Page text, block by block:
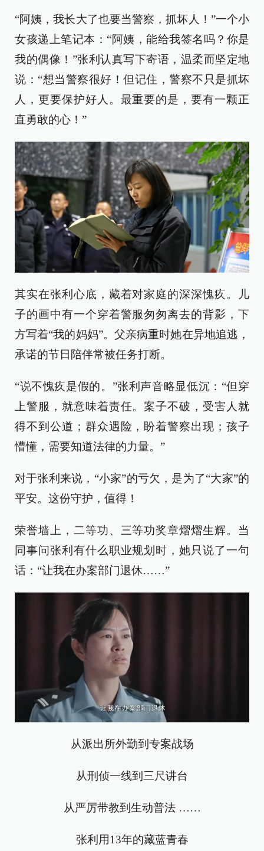
“阿姨，我长大了也要当警察，抓坏人！”一个小
女孩递上笔记本：“阿姨，能给我签名吗？你是
我的偶像！”张利认真写下寄语，温柔而坚定地
说：“想当警察很好！但记住，警察不只是抓坏
人，更要保护好人。最重要的是，要有一颗正
直勇敢的心！”
其实在张利心底，藏着对家庭的深深愧疚。儿
子的画中有一个穿着警服匆匆离去的背影，下
方写着“我的妈妈”。父亲病重时她在异地追逃，
承诺的节日陪伴常被任务打断。
“说不愧疚是假的。”张利声音略显低沉：“但穿
上警服，就意味着责任。案子不破，受害人就
得不到公道；群众遇险，盼着警察出现；孩子
懵懂，需要知道法律的力量。”
对于张利来说，“小家”的亏欠，是为了“大家”的
平安。这份守护，值得！
荣誉墙上，二等功、三等功奖章熠熠生辉。当
同事问张利有什么职业规划时，她只说了一句
话：“让我在办案部门退休……”
从派出所外勤到专案战场
从刑侦一线到三尺讲台
从严厉带教到生动普法 ……
张利用13年的藏蓝青春